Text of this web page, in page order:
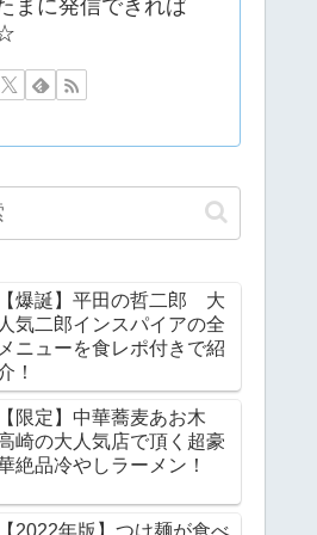
まに発信できれば
【爆誕】平田の哲二郎 大
人気二郎インスパイアの全
メニューを食レポ付きで紹
！
【限定】中華蕎麦あお木
崎の大人気店で頂く超豪
絶品冷やしラーメン！
【2022年版】つけ麺が食べ